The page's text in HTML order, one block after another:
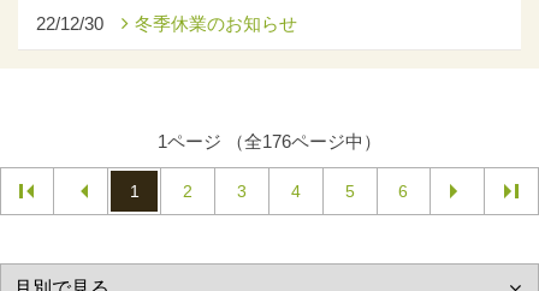
22/12/30 冬季休業のお知らせ
1ページ （全176ページ中）
1 2 3 4 5 6